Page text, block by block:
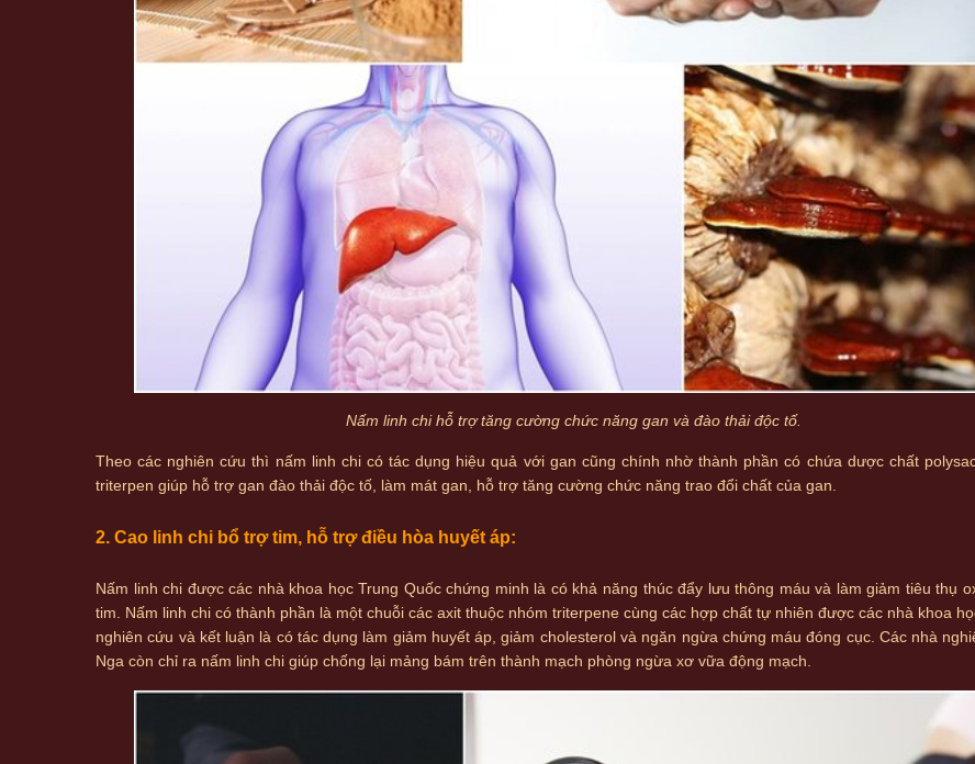
Nấm linh chi hỗ trợ tăng cường chức năng gan và đào thải độc tố.
Theo các nghiên cứu thì nấm linh chi có tác dụng hiệu quả với gan cũng chính nhờ thành phần có chứa dược chất
triterpen giúp hỗ trợ gan đào thải độc tố, làm mát gan, hỗ trợ tăng cường chức năng trao đổi chất của gan.
2. Cao linh chi bổ trợ tim, hỗ trợ điều hòa huyết áp:
Nấm linh chi được các nhà khoa học Trung Quốc chứng minh là có khả năng thúc đẩy lưu thông máu và làm giảm tiêu thụ
tim. Nấm linh chi có thành phần là một chuỗi các axit thuộc nhóm triterpene cùng các hợp chất tự nhiên được các nhà khoa
nghiên cứu và kết luận là có tác dụng làm giảm huyết áp, giảm cholesterol và ngăn ngừa chứng máu đóng cục. Các nhà
Nga còn chỉ ra nấm linh chi giúp chống lại mảng bám trên thành mạch phòng ngừa xơ vữa động mạch.